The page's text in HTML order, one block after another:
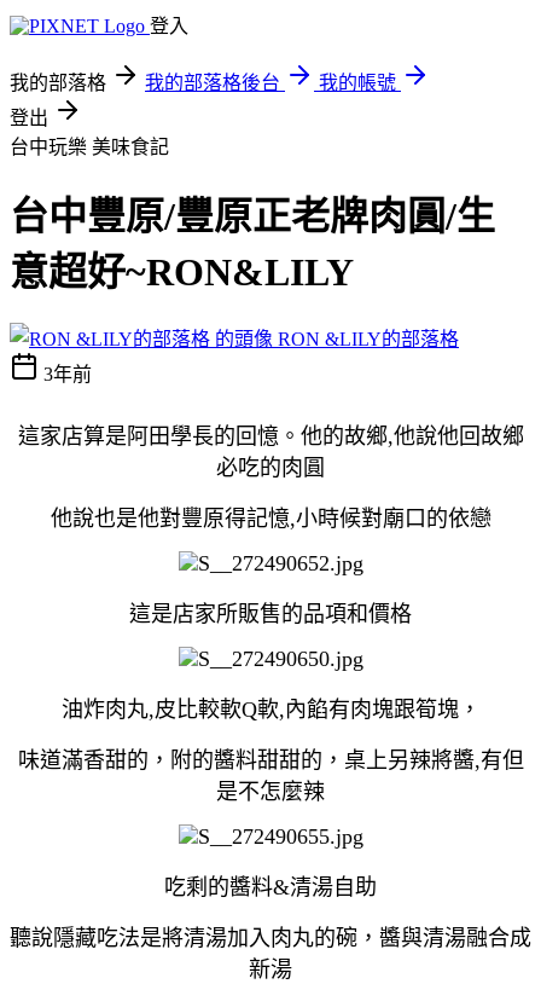
登入
我的部落格 我的部落格後台
我的帳號
登出
台中玩樂 美味食記
台中豐原/豐原正老牌肉圓/生
意超好~RON&LILY
RON &LILY的部落格
3年前
這家店算是阿田學長的回憶。他的故鄉,他說他回故鄉
必吃的肉圓
他說也是他對豐原得記憶,小時候對廟口的依戀
這是店家所販售的品項和價格
油炸肉丸,皮比較軟Q軟,內餡有肉塊跟筍塊，
味道滿香甜的，附的醬料甜甜的，桌上另辣將醬,有但
是不怎麼辣
吃剩的醬料&清湯自助
聽說隱藏吃法是將清湯加入肉丸的碗，醬與清湯融合成
新湯